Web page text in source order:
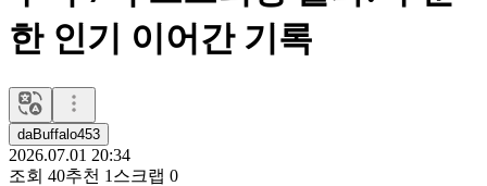
한 인기 이어간 기록
daBuffalo453
2026.07.01 20:34
조회 40추천 1 스크랩 0